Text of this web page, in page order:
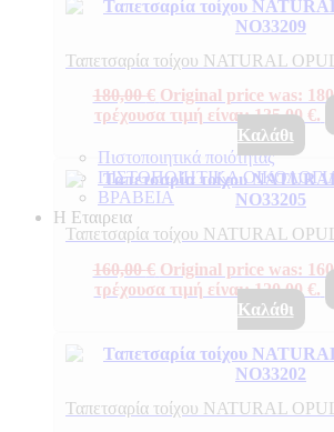
Πιστοποιητικά ποιότητας
ΠΙΣΤΟΠΟΙΗΤΙΚΑ
ΒΡΑΒΕΙΑ
Η Εταιρεια
Ταπετσαρία τοίχου NATURAL
180,00€ Original price was:
τρέχουσα τιμή είναι: 135,00 €.
Καλάθι
Ταπετσαρία τοίχου NATURAL
160,00€ Original price was:
τρέχουσα τιμή είναι: 120,00 €.
Καλάθι
Ταπετσαρία τοίχου NATURAL